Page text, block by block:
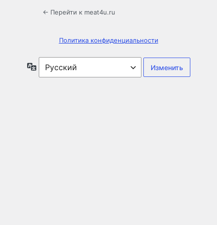
← Перейти к meat4u.ru
Политика конфиденциальности
Язык